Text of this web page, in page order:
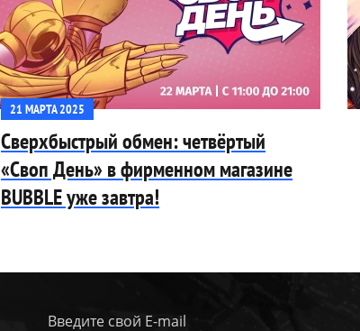
21 МАРТА 2025
Сверхбыстрый обмен: четвёртый
«Своп День» в фирменном магазине
BUBBLE уже завтра!